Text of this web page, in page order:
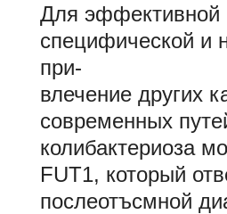
Для эффективной
специфической и
при-
влечение других
современных
колибактериоза
FUT1, который
послеотъсмной